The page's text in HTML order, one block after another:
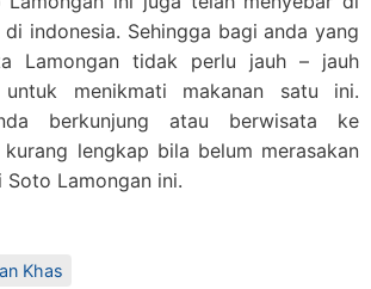
indonesia. Sehingga bagi anda yang
Lamongan tidak perlu jauh – jauh
menikmati makanan satu ini.
berkunjung atau berwisata ke
lengkap bila belum merasakan
Lamongan ini.
Khas